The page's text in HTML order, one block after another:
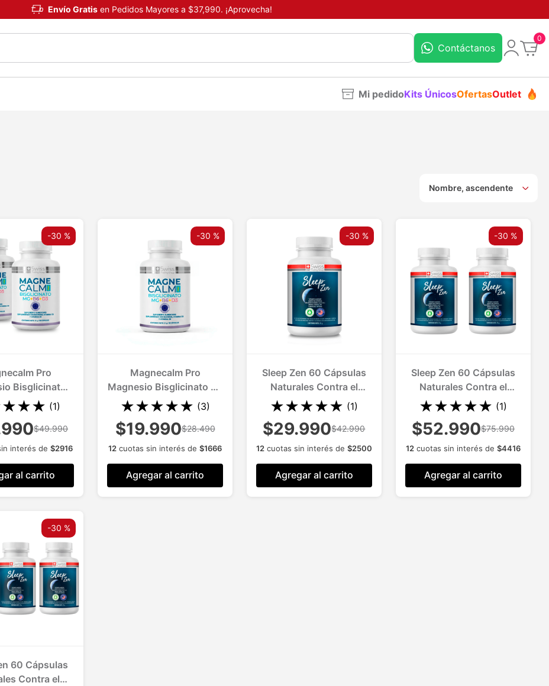
Envío Gratisen Pedidos Mayores a $37,990. ¡Aprovecha!
Contáctanos
0
Mi pedidoKits ÚnicosOfertasOutlet
Nombre, ascendente
-30 %
Pro
Bisglicinato
Antiestres
★★★ (1)
$49.990
interés de$2916
al carrito
-30 %
Magnecalm Pro
Magnesio Bisglicinato 60
Caps Antiestres
★★★★★ (3)
$19.990$28.490
12 cuotas sin interés de$1666
Agregar al carrito
-30 %
Sleep Zen 60 Cápsulas
Naturales Contra el
Insomnio 1 Mes
★★★★★ (1)
$29.990$42.990
12cuotas sin interés de $2500
Agregar al carrito
-30 %
Sleep Zen 60 Cápsulas
Naturales Contra el
Insomnio 2 Meses
★★★★★ (1)
$52.990$75.990
12cuotas sin interés de $4416
Agregar al carrito
-30 %
60 Cápsulas
Contra el